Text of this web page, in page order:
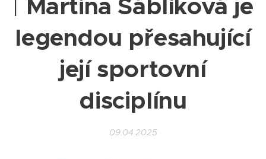
| Martina Sáblíková je
legendou přesahující
její sportovní
disciplínu
09.04.2025